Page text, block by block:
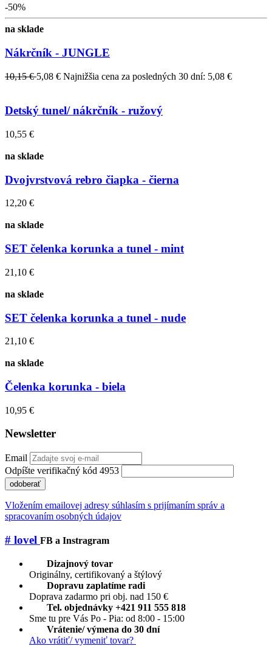
-50%
na sklade
Nákrčník - JUNGLE
10,15 €5,08 € Najnižšia cena za posledných 30 dní: 5,08 €
Detský tunel/ nákrčník - ružový
10,55 €
na sklade
Dvojvrstvová rebro čiapka - čierna
12,20 €
na sklade
SET čelenka korunka a tunel - mint
21,10 €
na sklade
SET čelenka korunka a tunel - nude
21,10 €
na sklade
Čelenka korunka - biela
10,95 €
Newsletter
Email
Odpíšte verifikačný kód 4953
odoberať
Vložením emailovej adresy súhlasím s prijímaním správ a
spracovaním osobných údajov
# lovel FB a Instragram
Dizajnový tovar
Originálny, certifikovaný a štýlový
Dopravu zaplatíme radi
Doprava zadarmo pri obj. nad 150 €
Tel. objednávky +421 911 555 818
Sme tu pre Vás Po - Pia: od 8:00 - 15:00
Vrátenie/ výmena do 30 dní
Ako vrátiť/ vymeniť tovar?